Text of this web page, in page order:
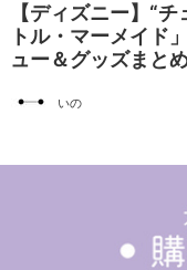
【ディズニー】“
トル・マーメイド
ュー＆グッズまと
いの